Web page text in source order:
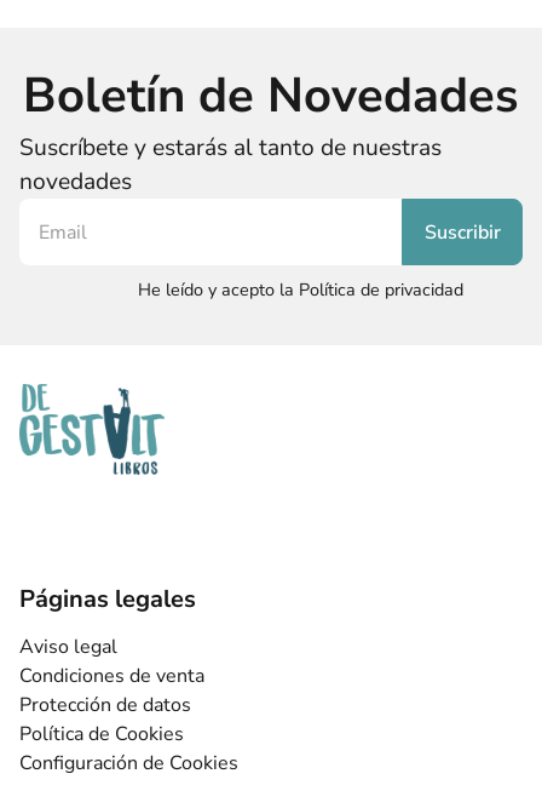
Boletín de Novedades
Suscríbete y estarás al tanto de nuestras
novedades
He leído y acepto la Política de privacidad
Páginas legales
Aviso legal
Condiciones de venta
Protección de datos
Política de Cookies
Configuración de Cookies